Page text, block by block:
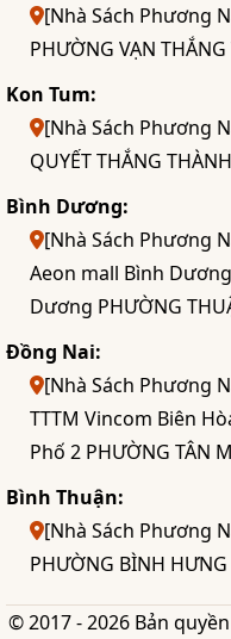
[Nhà Sách Phương
PHƯỜNG VẠN
Kon Tum:
[Nhà Sách Phương
QUYẾT THẮNG
Bình Dương:
[Nhà Sách Phương
Aeon mall Bình
Dương PHƯỜNG
Đồng Nai:
[Nhà Sách Phương
TTTM Vincom Biên
Phố 2 PHƯỜNG TÂN
Bình Thuận:
[Nhà Sách Phương
PHƯỜNG BÌNH
© 2017 - 2026 Bản